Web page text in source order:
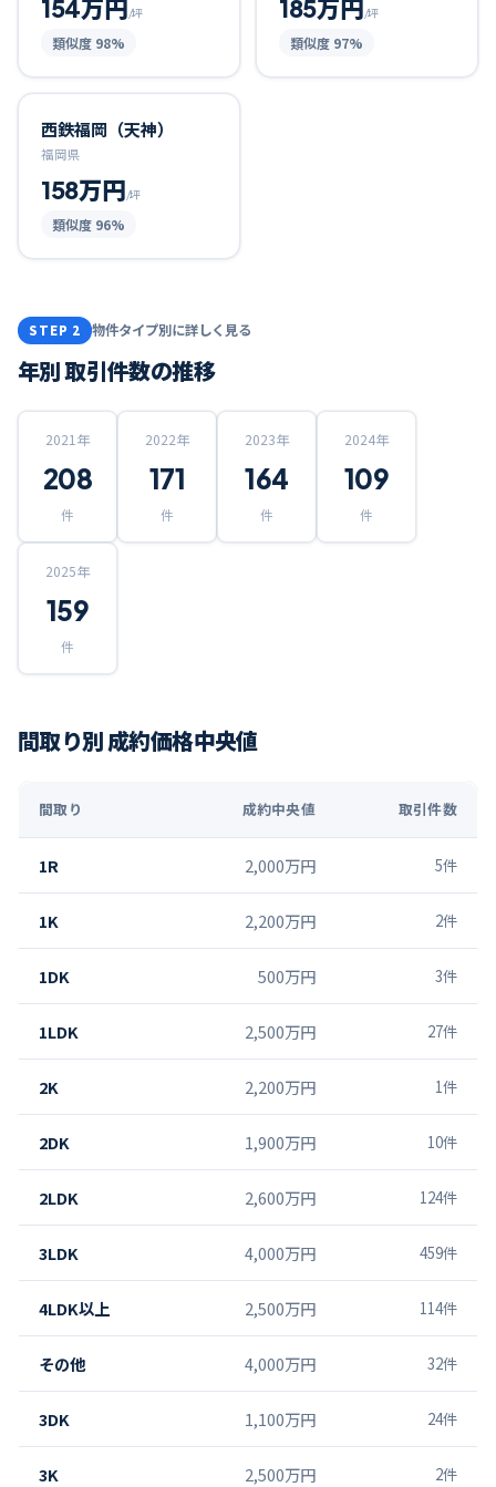
154万円 /坪
類似度 98%
185万円 /坪
類似度 97%
西鉄福岡（天神）
福岡県
158万円/坪
類似度 96%
STEP 2 物件タイプ別に詳しく見る
年別 取引件数の推移
2021 年
208
件
2022年
171
件
2023年
164
件
2024年
109
件
2025年
159
件
間取り別 成約価格中央値
間取り 成約中央値 取引件数
1R 2,000万円 5件
1K 2,200万円 2件
1DK 500万円 3件
1LDK 2,500万円 27件
2K 2,200万円 1件
2DK 1,900万円 10件
2LDK 2,600万円 124件
3LDK 4,000万円 459件
4LDK以上 2,500万円 114件
その他 4,000万円 32件
3DK 1,100万円 24件
3K 2,500万円 2件